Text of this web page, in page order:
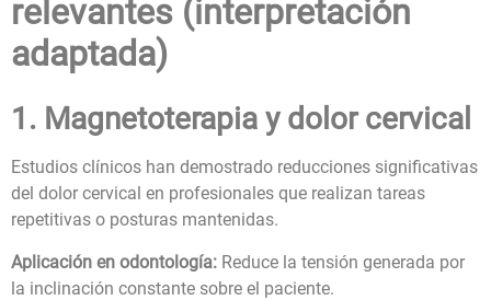
relevantes (interpretación
adaptada)
1. Magnetoterapia y dolor cervical
Estudios clínicos han demostrado reducciones significativas
del dolor cervical en profesionales que realizan tareas
repetitivas o posturas mantenidas.
Aplicación en odontología: Reduce la tensión generada por
la inclinación constante sobre el paciente.